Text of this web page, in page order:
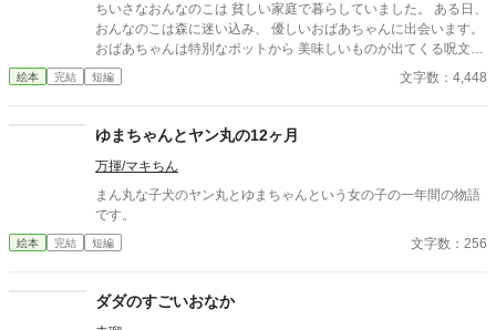
ちいさなおんなのこは 貧しい家庭で暮らしていました。 ある日、
おんなのこは森に迷い込み、 優しいおばあちゃんに出会います。
おばあちゃんは特別なポットから 美味しいものが出てくる呪文を
教え、 おんなのこはわくわくしながら帰宅します。 おうちに戻
り、ポットの呪文を唱えると、 驚くべき出来事が待っていました
絵本 完結 短編 文字数：4,448
ゆまちゃんとヤン丸の12ヶ月
万揮/マキちん
まん丸な子犬のヤン丸とゆまちゃんという女の子の一年間の物語
です。
絵本 完結 短編 文字数：256
ダダのすごいおなか